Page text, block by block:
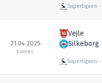
Superligaen
21.04.2025
koniec
Vejle
Silkeborg
Superligaen